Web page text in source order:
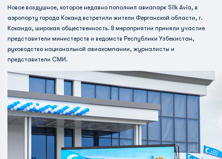
Новое воздушное, которое недавно пополнил авиапарк Silk Avia, в
аэропорту города Коканд встретили жители Ферганской области, г.
Коканда, широкая общественность. В мероприятии приняли участие
представители министерств и ведомств Республики Узбекистан,
руководство национальной авиакомпании, журналисты и
представители СМИ.